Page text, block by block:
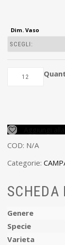
Dim. Vaso
COD: N/A
Categorie:
SCHEDA
Genere
Specie
Varieta